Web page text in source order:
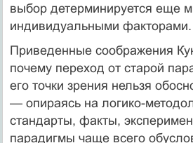
выбор де­терминируется еще
индивидуальными факторами.
Приведенные соображения
почему переход от старой
его точки зрения нельзя
— опираясь на логико-
стандарты, факты,
парадигмы чаще всего